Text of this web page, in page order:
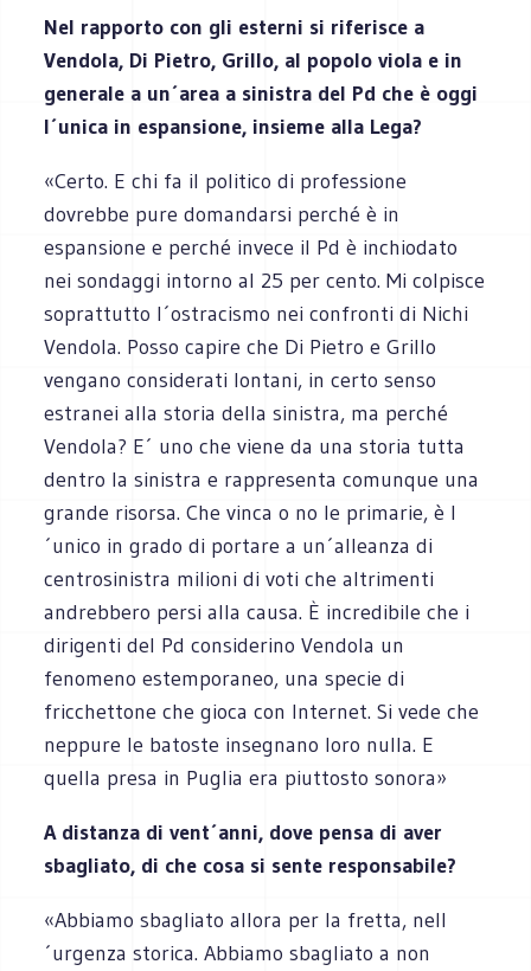
Nel rapporto con gli esterni si riferisce a
Vendola, Di Pietro, Grillo, al popolo viola e in
generale a un´area a sinistra del Pd che è oggi
l´unica in espansione, insieme alla Lega?
«Certo. E chi fa il politico di professione
dovrebbe pure domandarsi perché è in
espansione e perché invece il Pd è inchiodato
nei sondaggi intorno al 25 per cento. Mi colpisce
soprattutto l´ostracismo nei confronti di Nichi
Vendola. Posso capire che Di Pietro e Grillo
vengano considerati lontani, in certo senso
estranei alla storia della sinistra, ma perché
Vendola? E´ uno che viene da una storia tutta
dentro la sinistra e rappresenta comunque una
grande risorsa. Che vinca o no le primarie, è l
´unico in grado di portare a un´alleanza di
centrosinistra milioni di voti che altrimenti
andrebbero persi alla causa. È incredibile che i
dirigenti del Pd considerino Vendola un
fenomeno estemporaneo, una specie di
fricchettone che gioca con Internet. Si vede che
neppure le batoste insegnano loro nulla. E
quella presa in Puglia era piuttosto sonora»
A distanza di vent´anni, dove pensa di aver
sbagliato, di che cosa si sente responsabile?
«Abbiamo sbagliato allora per la fretta, nell
´urgenza storica. Abbiamo sbagliato a non